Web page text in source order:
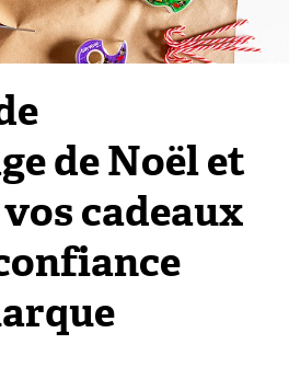
de Noël et
cadeaux